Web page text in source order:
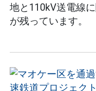
地と110kV送電線
が残っています。